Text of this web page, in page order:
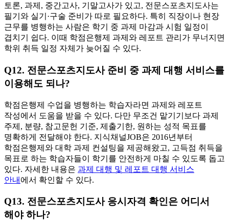
토론, 과제, 중간고사, 기말고사가 있고, 전문스포츠지도사는
필기와 실기·구술 준비가 따로 필요하다. 특히 직장이나 현장
근무를 병행하는 사람은 학기 중 과제 마감과 시험 일정이
겹치기 쉽다. 이때 학점은행제 과제와 레포트 관리가 무너지면
학위 취득 일정 자체가 늦어질 수 있다.
Q12. 전문스포츠지도사 준비 중 과제 대행 서비스를
이용해도 되나?
학점은행제 수업을 병행하는 학습자라면 과제와 레포트
작성에서 도움을 받을 수 있다. 다만 무조건 맡기기보다 과제
주제, 분량, 참고문헌 기준, 제출기한, 원하는 성적 목표를
명확하게 전달해야 한다. 지식채널JOB은 2016년부터
학점은행제와 대학 과제 컨설팅을 제공해왔고, 고득점 취득을
목표로 하는 학습자들이 학기를 안전하게 마칠 수 있도록 돕고
있다. 자세한 내용은 과제 대행 및 레포트 대행 서비스
안내 에서 확인할 수 있다.
Q13. 전문스포츠지도사 응시자격 확인은 어디서
해야 하나?